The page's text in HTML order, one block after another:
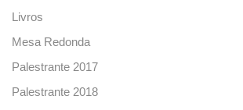
Livros
Mesa Redonda
Palestrante 2017
Palestrante 2018